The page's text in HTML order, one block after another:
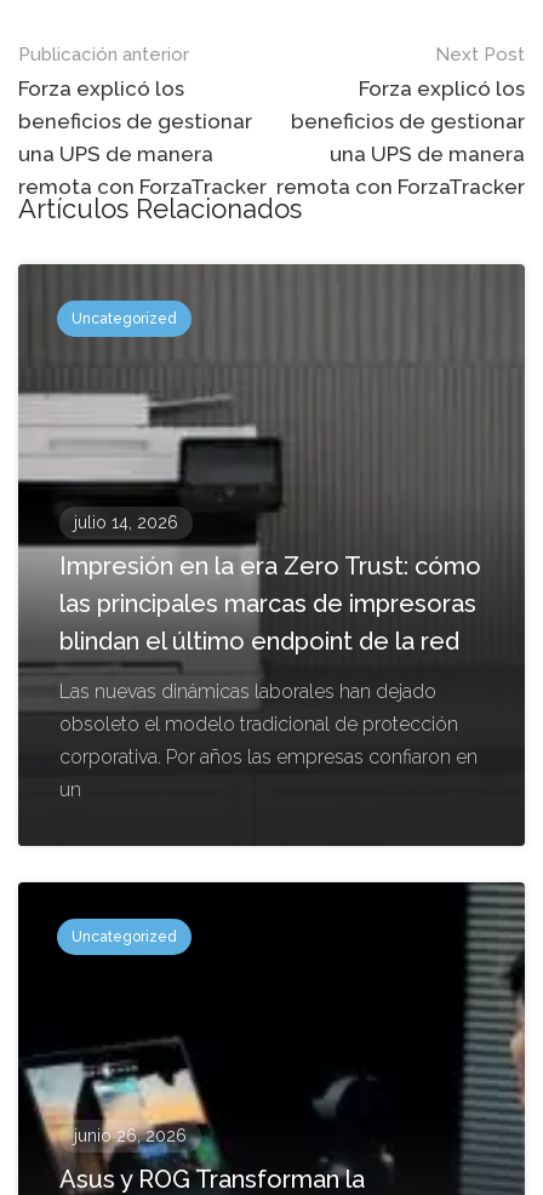
Mensaje
de
navegación
Publicación anterior
Forza explicó los
beneficios de gestionar
una UPS de manera
remota con ForzaTracker
Next Post
Forza explicó los
beneficios de gestionar
una UPS de manera
remota con ForzaTracker
Artículos Relacionados
Uncategorized
julio 14, 2026
Impresión en la era Zero Trust: cómo
las principales marcas de impresoras
blindan el último endpoint de la red
Las nuevas dinámicas laborales han dejado
obsoleto el modelo tradicional de protección
corporativa. Por años las empresas confiaron en
un
Uncategorized
junio 26, 2026
Asus y ROG Transforman la